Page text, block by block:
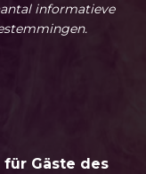
informatieve
für Gäste des